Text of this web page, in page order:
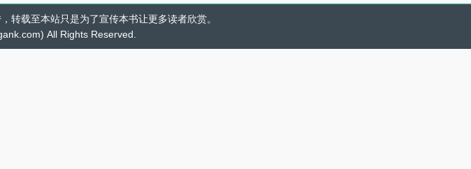
转载至本站只是为了宣传本书让更多读者欣赏。
All Rights Reserved.